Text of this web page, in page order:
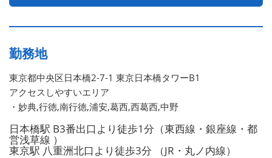
勤務地
東京都中央区日本橋2-7-1 東京日本橋タワーB1
アクセスしやすいエリア
・妙典,行徳,南行徳,浦安,葛西,西葛西,中野
日本橋駅 B3番出口より徒歩1分（東西線・銀座線・都
営浅草線 ）
東京駅 八重洲北口より徒歩3分 （JR・丸ノ内線）